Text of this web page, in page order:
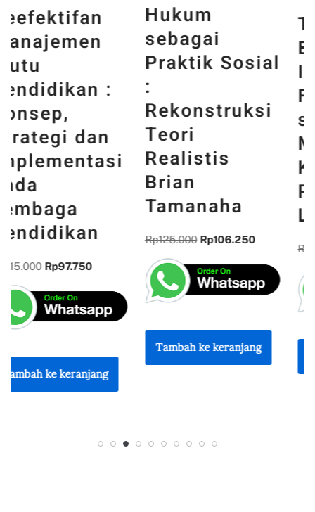
Hukum
sebagai
Praktik Sosial
:
Rekonstruksi
Teori
Realistis
Brian
Tamanaha
Rp125.000 Rp106.250
Teknologi
Beton :
Implementasi
Fly Ash
sebagai
Material
Konstruksi
Ramah
Lingkungan
120.000
Tambah ke keranjang